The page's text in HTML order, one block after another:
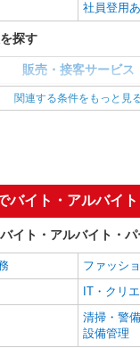
社員登用
探す
販売・接客サービス
ボーナス
車通勤OK
社会保険
関連する条件をもっと見
バイト・アルバイ
イト・アルバイト・
ファッシ
IT・クリ
清掃・警
設備管理